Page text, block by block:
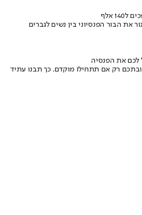
את הבור הפנסיוני בין נשים לגברים
לכם את הפנסיה
רק אם תתחילו מוקדם. כך תבנו עתיד